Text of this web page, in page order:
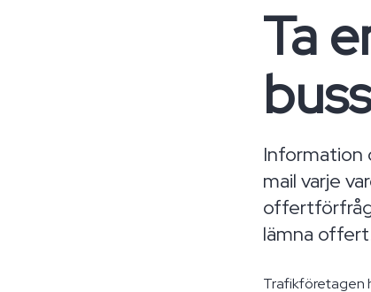
Ta
Information
mail varje
lämna
Trafikföretagen